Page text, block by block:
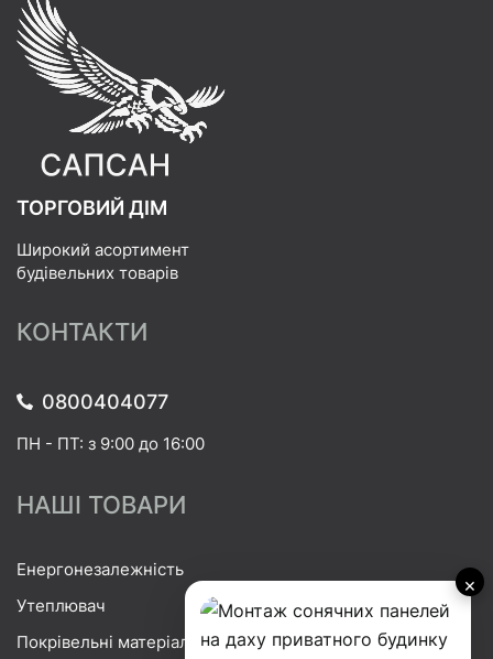
×
ТОРГОВИЙ ДІМ
Широкий асортимент
будівельних товарів
КОНТАКТИ
0800404077
ПН - ПТ: з 9:00 до 16:00
НАШІ ТОВАРИ
Енергонезалежність
Утеплювач
Покрівельні матеріали